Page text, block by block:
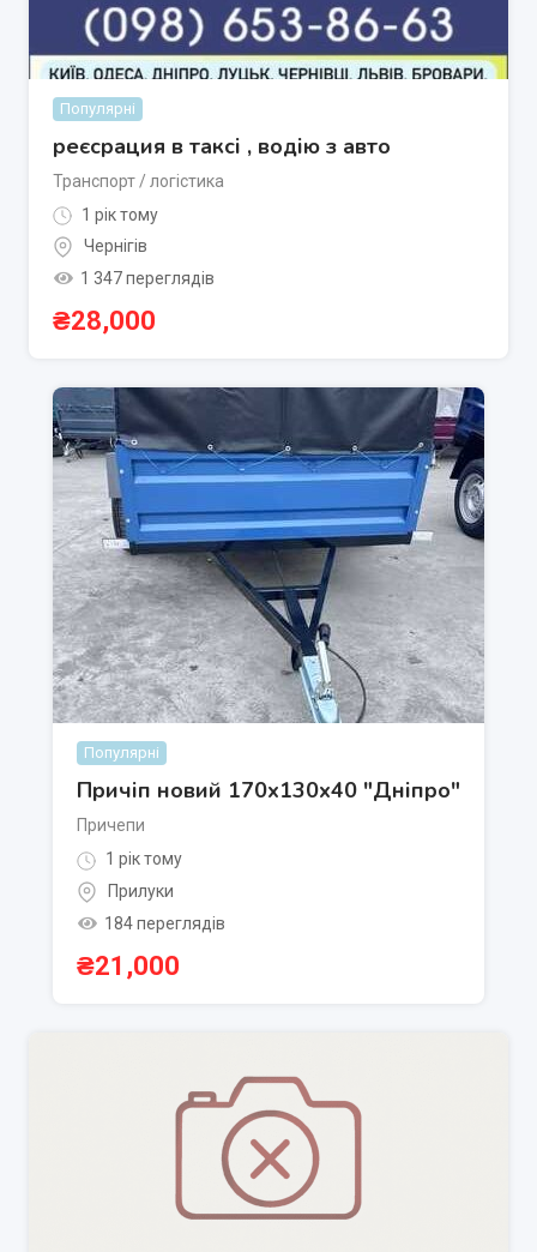
Популярні
реєсрация в таксі , водію з авто
Транспорт / логістика
1 рік тому
Чернігів
1 347 переглядів
₴28,000
Популярні
Причіп новий 170х130х40 "Дніпро"
Причепи
1 рік тому
Прилуки
184 переглядів
₴21,000